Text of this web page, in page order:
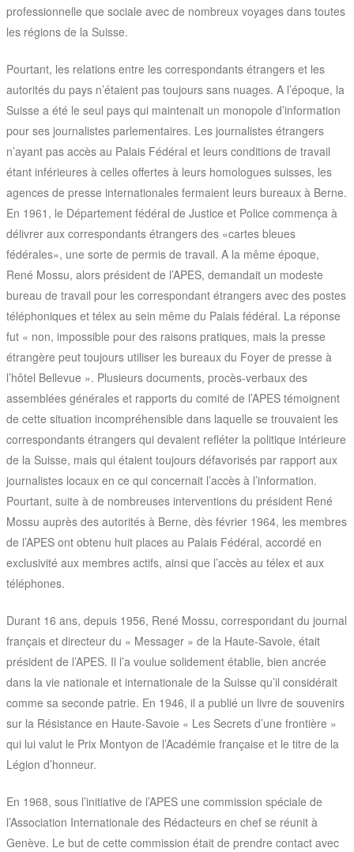
professionnelle que sociale avec de nombreux voyages dans toutes
les régions de la Suisse.
Pourtant, les relations entre les correspondants étrangers et les
autorités du pays n’étaient pas toujours sans nuages. A l’époque, la
Suisse a été le seul pays qui maintenait un monopole d’information
pour ses journalistes parlementaires. Les journalistes étrangers
n’ayant pas accès au Palais Fédéral et leurs conditions de travail
étant inférieures à celles offertes à leurs homologues suisses, les
agences de presse internationales fermaient leurs bureaux à Berne.
En 1961, le Département fédéral de Justice et Police commença à
délivrer aux correspondants étrangers des «cartes bleues
fédérales», une sorte de permis de travail. A la même époque,
René Mossu, alors président de l’APES­, demandait un modeste
bureau de travail pour les correspondant étrangers avec des postes
téléphoniques et télex au sein même du Palais fédéral. La réponse
fut « non, impossible pour des raisons pratiques, mais la presse
étrangère peut toujours utiliser les bureaux du Foyer de presse à
l’hôtel Bellevue ». Plusieurs documents, procès-verbaux des
assemblées générales et rapports du comité de l’APES témoignent
de cette situation incompréhensible dans laquelle se trouvaient les
correspondants étrangers qui devaient refléter la politique intérieure
de la Suisse, mais qui étaient toujours défavorisés par rapport aux
journalistes locaux en ce qui concernait l’accès à l’information.
Pourtant, suite à de nombreuses interventions du président René
Mossu auprès des autorités à Berne, dès février 1964, les membres
de l’APES ont obtenu huit places au Palais Fédéral, accordé en
exclusivité aux membres actifs, ainsi que l’accès au télex et aux
téléphones.
Durant 16 ans, depuis 1956, René Mossu, correspondant du journal
français et directeur du « Messager » de la Haute-Savoie, était
président de l’APES. Il l’a voulue solidement établie, bien ancrée
dans la vie nationale et internationale de la Suisse qu’il considérait
comme sa seconde patrie. En 1946, il a publié un livre de souvenirs
sur la Résistance en Haute-Savoie « Les Secrets d’une frontière »
qui lui valut le Prix Montyon de l’Académie française et le titre de la
Légion d’honneur.
En 1968, sous l’initiative de l’APES une commission spéciale de
l’Association Internationale des Rédacteurs en chef se réunit à
Genève. Le but de cette commission était de prendre contact avec